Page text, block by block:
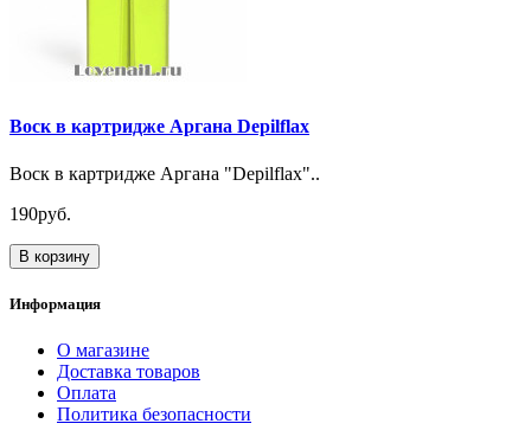
Воск в картридже Аргана Depilflax
Воск в картридже Аргана "Depilflax"..
190руб.
В корзину
Информация
О магазине
Доставка товаров
Оплата
Политика безопасности